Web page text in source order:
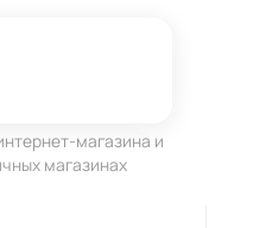
магазина и
магазинах